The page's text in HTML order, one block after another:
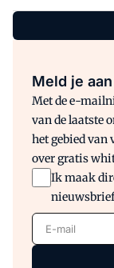
Meld je
Met de e-
van de laatste
het gebied van
over gratis
Ik maak
E-mail